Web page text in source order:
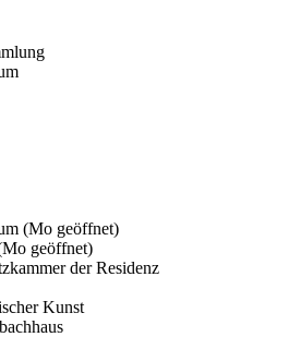
(Mo geöffnet)
geöffnet)
der Residenz
Kunst